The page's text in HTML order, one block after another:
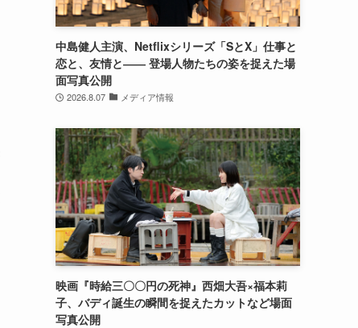
中島健人主演、Netflixシリーズ「SとX」仕事と
恋と、友情と―― 登場人物たちの姿を捉えた場
面写真公開
2026.8.07 メディア情報
映画『時給三〇〇円の死神』西畑大吾×福本莉
子、バディ誕生の瞬間を捉えたカットなど場面
写真公開